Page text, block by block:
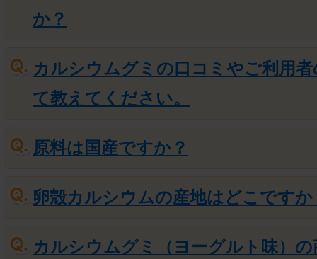
か？
カルシウムグミの口コミやご利用
て教えてください。
原料は国産ですか？
卵殻カルシウムの産地はどこですか
カルシウムグミ（ヨーグルト味）